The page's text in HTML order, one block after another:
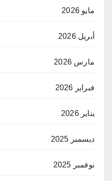
مايو 2026
أبريل 2026
مارس 2026
فبراير 2026
يناير 2026
ديسمبر 2025
نوفمبر 2025